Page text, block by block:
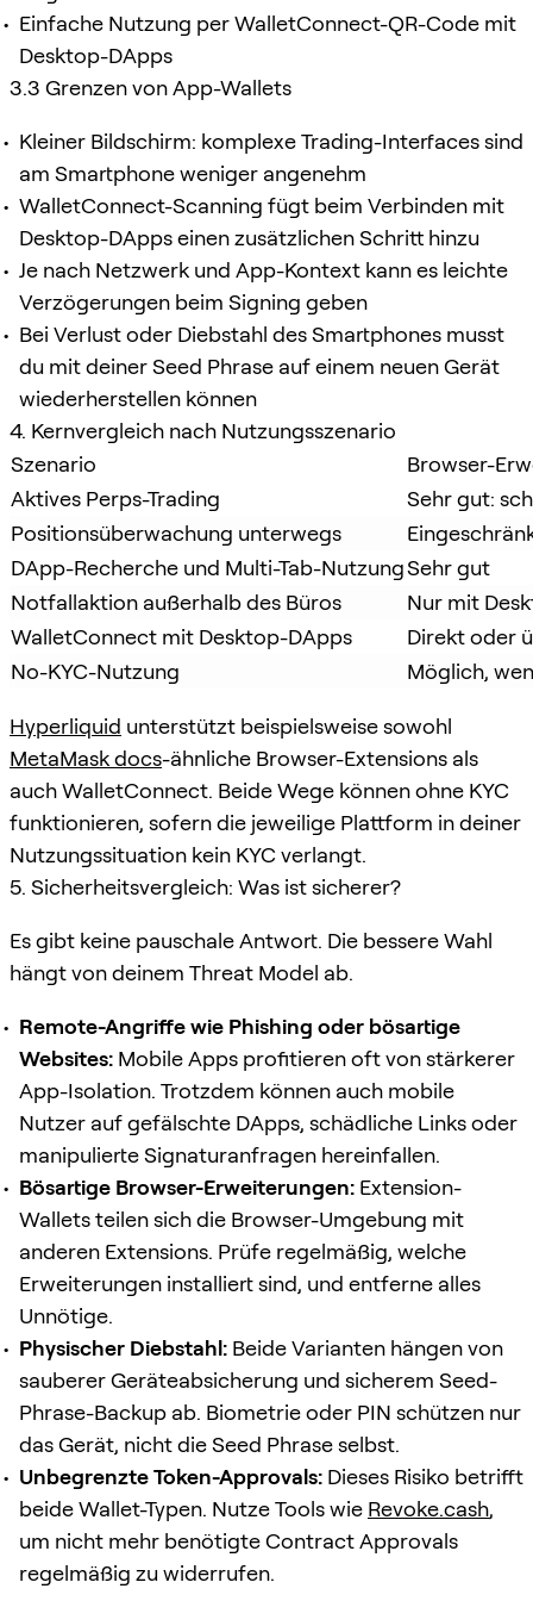
Einfache Nutzung per WalletConnect-QR-Code mit
Desktop-DApps
3.3 Grenzen von App-Wallets
Kleiner Bildschirm: komplexe Trading-Interfaces sind
am Smartphone weniger angenehm
WalletConnect-Scanning fügt beim Verbinden mit
Desktop-DApps einen zusätzlichen Schritt hinzu
Je nach Netzwerk und App-Kontext kann es leichte
Verzögerungen beim Signing geben
Bei Verlust oder Diebstahl des Smartphones musst
du mit deiner Seed Phrase auf einem neuen Gerät
wiederherstellen können
4. Kernvergleich nach Nutzungsszenario
Szenario
Browser-
Aktives Perps-Trading
Sehr gut:
Positionsüberwachung unterwegs
DApp-Recherche und Multi-Tab-NutzungSehr gut
Notfallaktion außerhalb des Büros
Nur mit
WalletConnect mit Desktop-DApps
Direkt oder
No-KYC-Nutzung
Möglich,
Hyperliquid unterstützt beispielsweise sowohl
MetaMask docs-ähnliche Browser-Extensions als
auch WalletConnect. Beide Wege können ohne KYC
funktionieren, sofern die jeweilige Plattform in deiner
Nutzungssituation kein KYC verlangt.
5. Sicherheitsvergleich: Was ist sicherer?
Es gibt keine pauschale Antwort. Die bessere Wahl
hängt von deinem Threat Model ab.
Remote-Angriffe wie Phishing oder bösartige
Websites: Mobile Apps profitieren oft von stärkerer
App-Isolation. Trotzdem können auch mobile
Nutzer auf gefälschte DApps, schädliche Links oder
manipulierte Signaturanfragen hereinfallen.
Bösartige Browser-Erweiterungen: Extension-
Wallets teilen sich die Browser-Umgebung mit
anderen Extensions. Prüfe regelmäßig, welche
Erweiterungen installiert sind, und entferne alles
Unnötige.
Physischer Diebstahl: Beide Varianten hängen von
sauberer Geräteabsicherung und sicherem Seed-
Phrase-Backup ab. Biometrie oder PIN schützen nur
das Gerät, nicht die Seed Phrase selbst.
Unbegrenzte Token-Approvals: Dieses Risiko betrifft
beide Wallet-Typen. Nutze Tools wie Revoke.cash,
um nicht mehr benötigte Contract Approvals
regelmäßig zu widerrufen.